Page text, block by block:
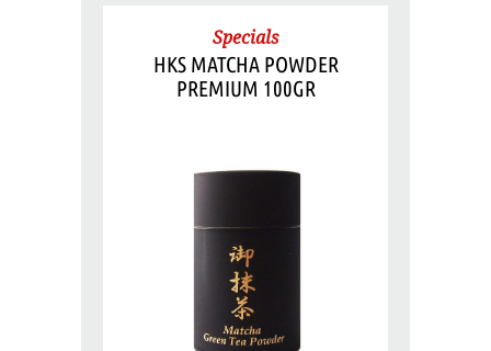
Specials
HKS MATCHA POWDER
PREMIUM 100GR